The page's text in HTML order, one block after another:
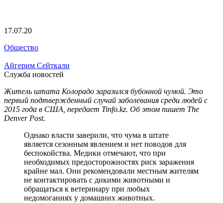
17.07.20
Общество
Айгерим Сейткали
Служба новостей
Житель штата Колорадо заразился бубонной чумой. Это
первый подтвержденный случай заболевания среди людей с
2015 года в США, передает Tinfo.kz. Об этом пишет The
Denver Post.
Однако власти заверили, что чума в штате
является сезонным явлением и нет поводов для
беспокойства. Медики отмечают, что при
необходимых предосторожностях риск заражения
крайне мал. Они рекомендовали местным жителям
не контактировать с дикими животными и
обращаться к ветеринару при любых
недомоганиях у домашних животных.